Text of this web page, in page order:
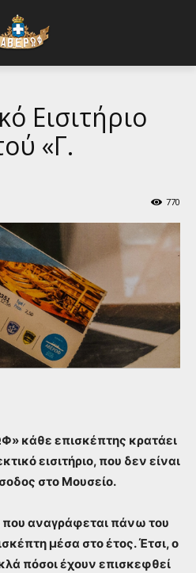
Εισιτήριο
«Γ.
770
κάθε επισκέπτης κρατάει
εισιτήριο, που δεν είναι
στο Μουσείο.
που αναγράφεται πάνω του
μέσα στο έτος. Έτσι, ο
πόσοι έχουν επισκεφθεί